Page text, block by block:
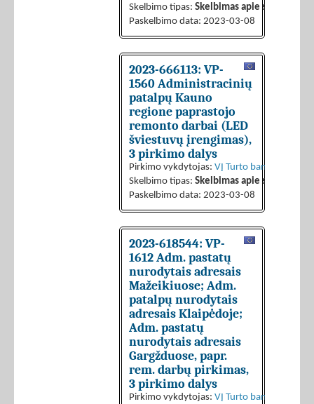
Skelbimo tipas: Skelbimas apie sutarties
Paskelbimo data: 2023-03-08
2023-666113: VP-
1560 Administracinių
patalpų Kauno
regione paprastojo
remonto darbai (LED
šviestuvų įrengimas),
3 pirkimo dalys
Pirkimo vykdytojas: VĮ Turto bankas
Skelbimo tipas: Skelbimas apie sutarties
Paskelbimo data: 2023-03-08
2023-618544: VP-
1612 Adm. pastatų
nurodytais adresais
Mažeikiuose; Adm.
patalpų nurodytais
adresais Klaipėdoje;
Adm. pastatų
nurodytais adresais
Gargžduose, papr.
rem. darbų pirkimas,
3 pirkimo dalys
Pirkimo vykdytojas: VĮ Turto bankas